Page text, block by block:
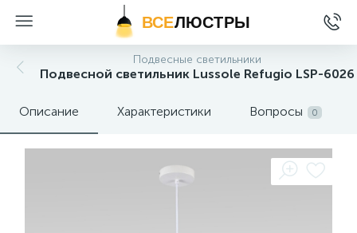
ВСЕЛЮСТРЫ
Подвесные светильники
Подвесной светильник Lussole Refugio LSP-6026
Описание Характеристики Вопросы 0